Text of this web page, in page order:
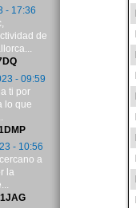
- 17:36
de
- 09:59
ti por
lo que
- 10:56
a
la